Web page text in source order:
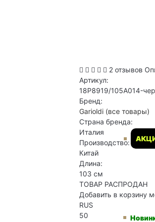
2 отзывов
Артикул:
18P8919/105A014-
Бренд:
Garioldi (все товары)
Страна бренда:
Италия
Производство:
Китай
Длина:
103 см
ТОВАР РАСПРОДАН
Добавить в корзину
RUS
50